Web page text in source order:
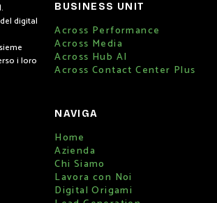
digital
i loro
BUSINESS UNIT
Across Performance
Across Media
Across Hub AI
Across Contact Center Plus
NAVIGA
Home
Azienda
Chi Siamo
Lavora con Noi
Digital Origami